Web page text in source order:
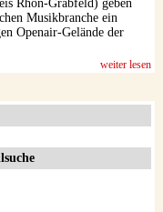
Rhön-Grabfeld) geben
Musikbranche ein
Openair-Gelände der
weiter lesen